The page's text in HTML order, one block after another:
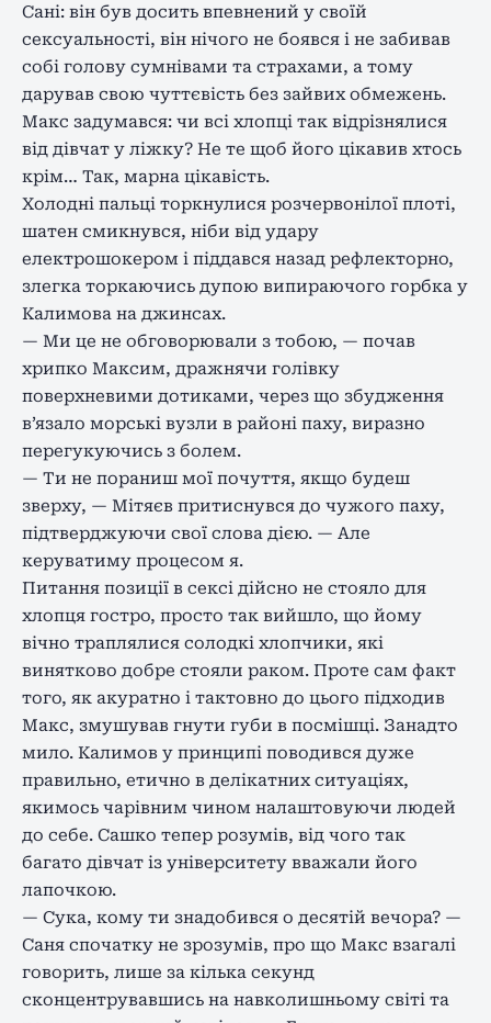
Сані: він був досить впевнений у своїй
сексуальності, він нічого не боявся і не забивав
собі голову сумнівами та страхами, а тому
дарував свою чуттєвість без зайвих обмежень.
Макс задумався: чи всі хлопці так відрізнялися
від дівчат у ліжку? Не те щоб його цікавив хтось
крім… Так, марна цікавість.
Холодні пальці торкнулися розчервонілої плоті,
шатен смикнувся, ніби від удару
електрошокером і піддався назад рефлекторно,
злегка торкаючись дупою випираючого горбка у
Калимова на джинсах.
— Ми це не обговорювали з тобою, — почав
хрипко Максим, дражнячи голівку
поверхневими дотиками, через що збудження
в’язало морські вузли в районі паху, виразно
перегукуючись з болем.
— Ти не пораниш мої почуття, якщо будеш
зверху, — Мітяєв притиснувся до чужого паху,
підтверджуючи свої слова дією. — Але
керуватиму процесом я.
Питання позиції в сексі дійсно не стояло для
хлопця гостро, просто так вийшло, що йому
вічно траплялися солодкі хлопчики, які
винятково добре стояли раком. Проте сам факт
того, як акуратно і тактовно до цього підходив
Макс, змушував гнути губи в посмішці. Занадто
мило. Калимов у принципі поводився дуже
правильно, етично в делікатних ситуаціях,
якимось чарівним чином налаштовуючи людей
до себе. Сашко тепер розумів, від чого так
багато дівчат із університету вважали його
лапочкою.
— Сука, кому ти знадобився о десятій вечора? —
Саня спочатку не зрозумів, про що Макс взагалі
говорить, лише за кілька секунд
сконцентрувавшись на навколишньому світі та